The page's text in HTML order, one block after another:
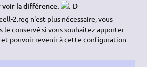
voir la différence.
2.reg n'est plus nécessaire, vous
le conservé si vous souhaitez apporter
pouvoir revenir à cette configuration